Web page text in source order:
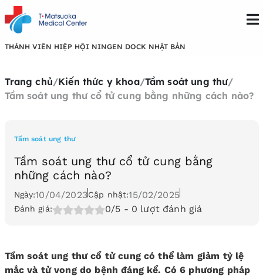
THÀNH VIÊN HIỆP HỘI NINGEN DOCK NHẬT BẢN
Trang chủ/Kiến thức y khoa/Tầm soát ung thư/
Tầm soát ung thư cổ tử cung bằng những cách nào?
Tầm soát ung thư
Tầm soát ung thư cổ tử cung bằng
những cách nào?
Ngày:10/04/2023Cập nhật:15/02/2025
Đánh giá: 0/5 - 0 lượt đánh giá
Tầm soát ung thư cổ tử cung có thể làm giảm tỷ lệ
mắc và tử vong do bệnh đáng kể. Có 6 phương pháp